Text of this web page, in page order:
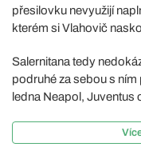
přesilovku nevyužijí
kterém si Vlahovič
Salernitana tedy
podruhé za sebou s
ledna Neapol, Juventus